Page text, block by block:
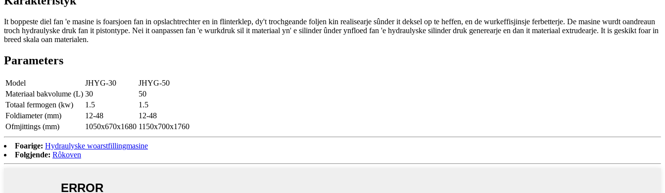
It boppeste diel fan 'e masine is foarsjoen fan in opslachtrechter en in flinterklep, dy't trochgeande foljen kin realisearje sûnder it deksel op te heffen, en de wurkeffisjinsje ferbetterje. De masine wurdt oandreaun
troch hydraulyske druk fan it pistontype. Nei it oanpassen fan 'e wurkdruk sil it materiaal yn' e silinder ûnder ynfloed fan 'e hydraulyske silinder druk generearje en dan it materiaal extrudearje. It is geskikt foar in
breed skala oan materialen.
Parameters
Model JHYG-30
JHYG-50
Materiaal bakvolume (L) 30
50
Totaal fermogen (kw)
1.5
1.5
Foldiameter (mm)
12-48
12-48
Ofmjittings (mm)
1050x670x1680 1150x700x1760
Foarige: Hydraulyske woarstfillingmasine
Folgjende: Rôkoven